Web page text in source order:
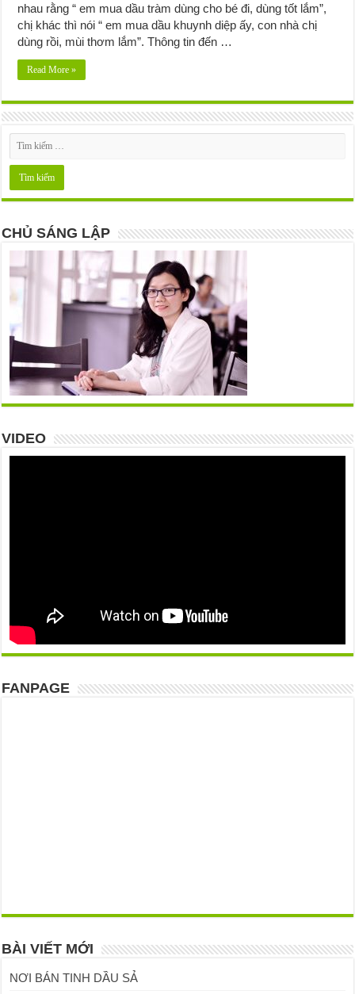
nhau rằng “ em mua dầu tràm dùng cho bé đi, dùng tốt lắm”,
chị khác thì nói “ em mua dầu khuynh diệp ấy, con nhà chị
dùng rồi, mùi thơm lắm”. Thông tin đến …
Read More »
CHỦ SÁNG LẬP
VIDEO
FANPAGE
BÀI VIẾT MỚI
NƠI BÁN TINH DẦU SẢ